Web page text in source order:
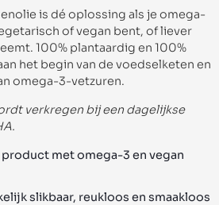
is dé oplossing als je omega-
of vegan bent, of liever
100% plantaardig en 100%
het begin van de voedselketen en
omega-3-vetzuren.
verkregen bij een dagelijkse
met omega-3 en vegan
slikbaar, reukloos en smaakloos